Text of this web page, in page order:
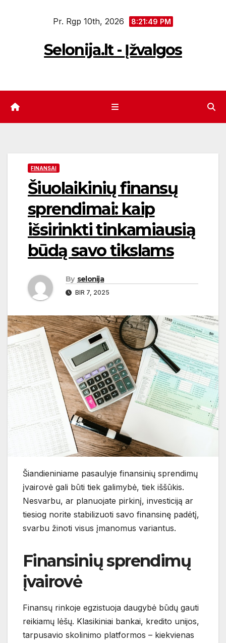
Pr. Rgp 10th, 2026 8:21:50 PM
Selonija.lt - Įžvalgos
FINANSAI
Šiuolaikinių finansų
sprendimai: kaip
išsirinkti tinkamiausią
būdą savo tikslams
By selonija
BIR 7, 2025
Šiandieniniame pasaulyje finansinių sprendimų
įvairovė gali būti tiek galimybė, tiek iššūkis.
Nesvarbu, ar planuojate pirkinį, investiciją ar
tiesiog norite stabilizuoti savo finansinę padėtį,
svarbu žinoti visus įmanomus variantus.
Finansinių sprendimų
įvairovė
Finansų rinkoje egzistuoja daugybė būdų gauti
reikiamų lėšų. Klasikiniai bankai, kredito unijos,
tarpusavio skolinimo platformos – kiekvienas